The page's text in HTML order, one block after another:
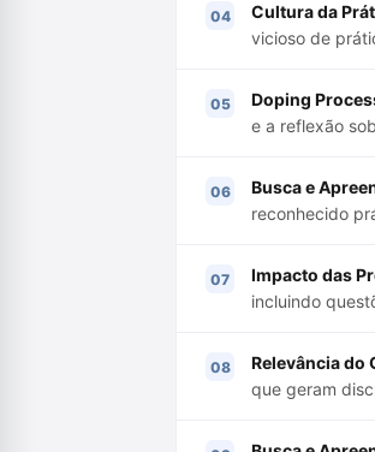
Cultura da
vicioso de
Doping
e a reflexão
Busca e
reconhecido
Impacto das
incluindo
Relevância do
que geram